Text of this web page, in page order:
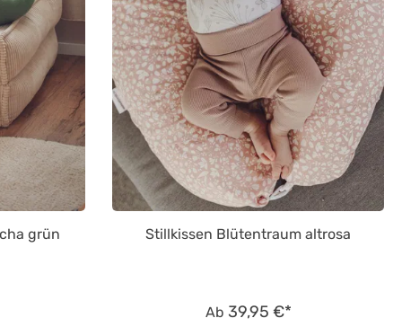
grün
Stillkissen Blütentraum altrosa
Ab 39,95 €*